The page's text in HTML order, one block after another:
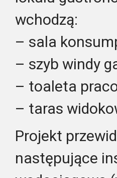
wchodzą:
– sala
– szyb windy
– toaleta
– taras
Projekt
następujące